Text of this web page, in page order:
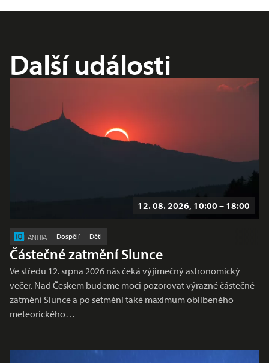
Další události
12. 08. 2026, 10:00 – 18:00
LANDIA Dospělí Děti
Částečné zatmění Slunce
Ve středu 12. srpna 2026 nás čeká výjimečný astronomický
večer. Nad Českem budeme moci pozorovat výrazné částečné
zatmění Slunce a po setmění také maximum oblíbeného
meteorického…